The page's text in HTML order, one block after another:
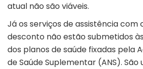
atual não são viáveis.
Já os serviços de assistência com
desconto não estão submetidos
dos planos de saúde fixadas pela
de Saúde Suplementar (ANS).